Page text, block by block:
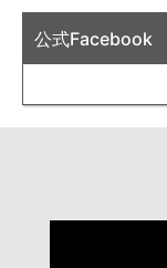
公式Facebook